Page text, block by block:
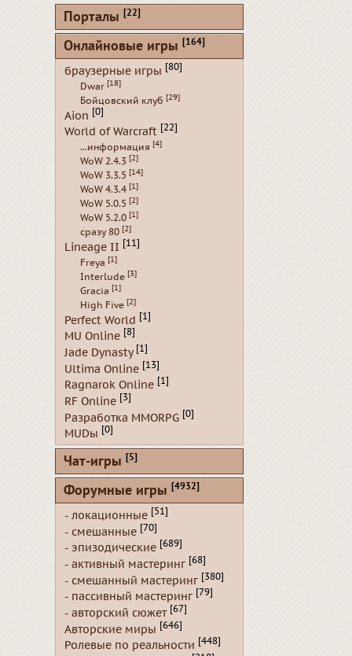
Порталы [22]
Онлайновые игры [164]
браузерные игры [80]
Dwar [18]
Бойцовский клуб [29]
Aion [0]
World of Warcraft [22]
...информация [4]
WoW 2.4.3 [2]
WoW 3.3.5 [14]
WoW 4.3.4 [1]
WoW 5.0.5 [2]
WoW 5.2.0 [1]
сразу 80 [2]
Lineage II [11]
Freya [1]
Interlude [3]
Gracia [1]
High Five [2]
Perfect World [1]
MU Online [8]
Jade Dynasty [1]
Ultima Online [13]
Ragnarok Online [1]
RF Online [3]
Разработка MMORPG [0]
MUDы [0]
Чат-игры [5]
Форумные игры [4932]
- локационные [51]
- смешанные [70]
- эпизодические [689]
- активный мастеринг [68]
- смешанный мастеринг [380]
- пассивный мастеринг [79]
- авторский сюжет [67]
Авторские миры [646]
Ролевые по реальности [448]